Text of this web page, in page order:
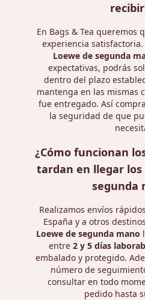
En Bags & Tea queremos
experiencia
Loewe de segunda
expectativas, podrás
dentro del plazo
mantenga en las mismas
fue entregado. Así
la seguridad de que
¿Cómo funcionan
tardan en llegar los
segunda
Realizamos envíos
España y a otros
Loewe de segunda mano
entre 2 y 5 días
embalado y protegido.
número de
consultar en todo
pedido hasta